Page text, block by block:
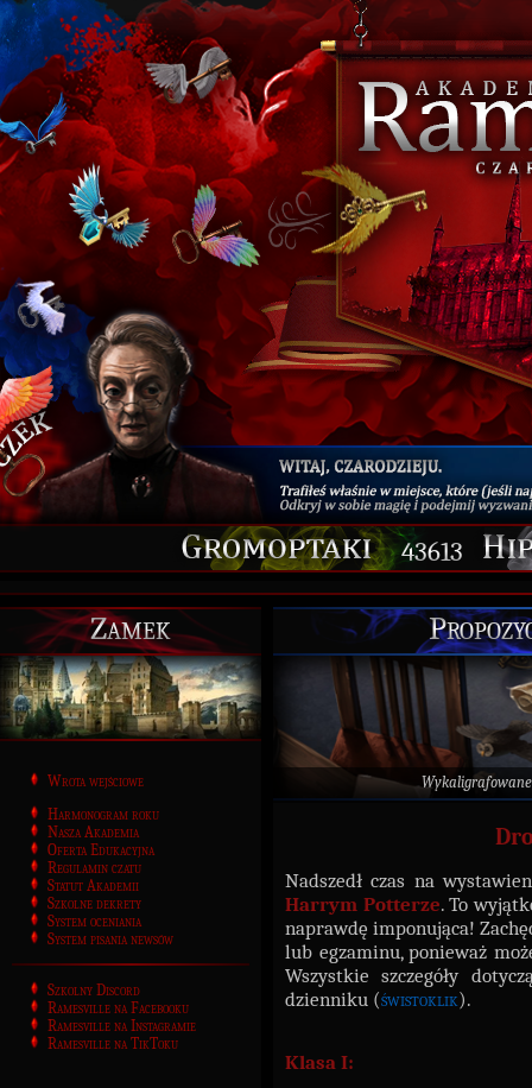
43613
Zamek
Wrota wejściowe
Harmonogram roku
Nasza Akademia
Oferta Edukacyjna
Regulamin czatu
Statut Akademii
Szkolne dekrety
System oceniania
System pisania newsów
Szkolny Discord
Ramesville na Facebooku
Ramesville na Instagramie
Ramesville na TikToku
Nadszedł czas na
Harrym Potterze. To
naprawdę imponująca!
lub egzaminu, ponieważ
Wszystkie szczegóły
dzienniku (świstoklik).
Klasa I: